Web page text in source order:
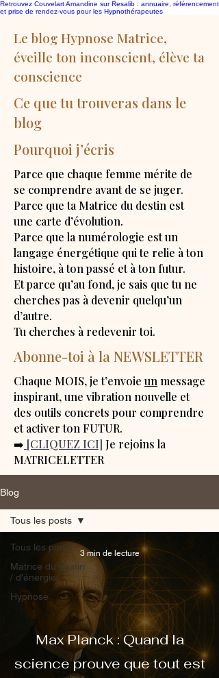
Retrouvez Couvelart Amandine sur Resalib : annuaire, référencement
et prise de rendez-vous pour les Hypnothérapeutes
Le blog Hypnose Matrice,
éveille ton inconscient, élève ta
conscience
Ce que tu trouveras dans le
blog
Pourquoi j’écris
Parce que chaque femme mérite de
se comprendre avant de se juger.
Parce que ta Matrice du destin est
une carte d’évolution.
Parce que la numérologie est un
langage énergétique qui te relie à ton
histoire, à ton passé et à ton futur.
Et parce qu’au fond, je sais que tu ne
cherches pas à devenir quelqu’un
d’autre.
Tu cherches à redevenir toi.
Abonne-toi à la NEWSLETTER
Chaque MOIS, je t’envoie un message
inspirant, une vibration nouvelle et
des outils concrets pour comprendre
et activer ton FUTUR.
➡️ [CLIQUEZ ICI] Je rejoins la
MATRICELETTER
Blog
Tous les posts
Matrice du destin
/ d'énergie
Hypnose
Tous les posts
Max Planck : Quand la
science prouve que tout est
3 min de lecture